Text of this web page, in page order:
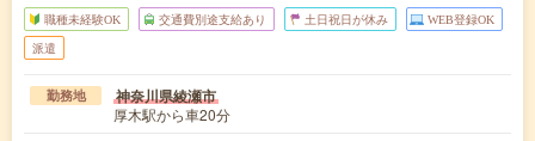
職種未経験OK 交通費別途支給あり 土日祝日が休み WEB登録OK
派遣
勤務地 神奈川県綾瀬市
厚木駅から車20分